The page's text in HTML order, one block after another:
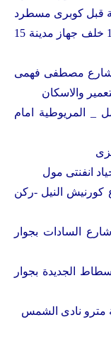
قبل كوبرى مسطرد
رنين فرع مايو : رنين مايو مجاورة 10 خلف جهاز مدينة 15
فرع حلوان : محطة حلوان 39 شارع مصطفى فهمى
والاسكان
فيصل _ المريوطية امام
حلوان : 15 شارع كورنيش النيل -ركن
رنين فرع مدينة السلام : رنين 20 شارع السادات بجوار
الجديدة بجوار
مترو نادى الشمس